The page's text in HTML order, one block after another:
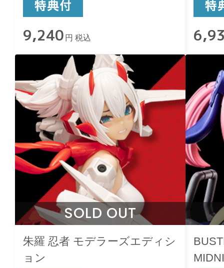
9,240 円 税込
SOLD OUT
朱羅 忍者 モデラーズエディシ
ョン